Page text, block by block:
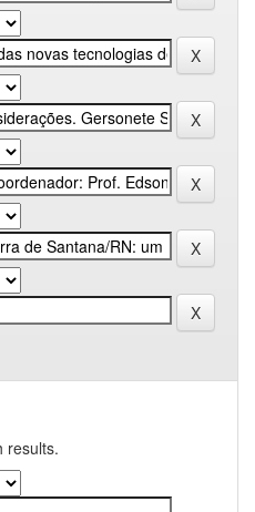
results.